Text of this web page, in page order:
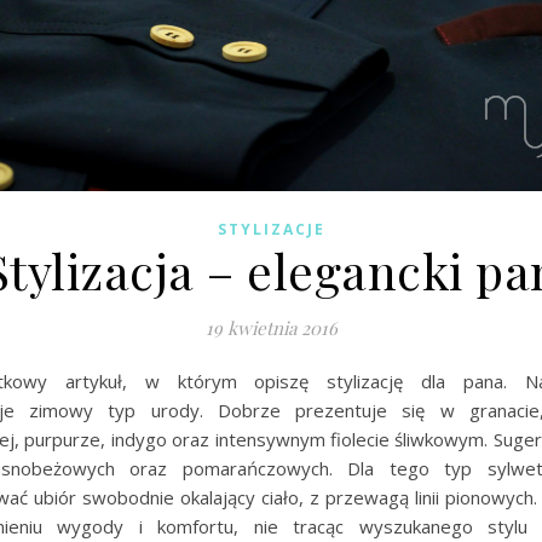
STYLIZACJE
– elegancki
19 kwietnia 2016
artykuł, w którym opiszę stylizację dla pana.
zimowy typ urody. Dobrze prezentuje się w
purpurze, indygo oraz intensywnym fiolecie śliwkowym.
oraz pomarańczowych. Dla tego typ
ubiór swobodnie okalający ciało, z przewagą linii pionowych.
wygody i komfortu, nie tracąc wyszukanego stylu